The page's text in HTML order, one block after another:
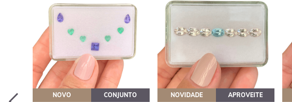
NOVO CONJUNTO NOVIDADE APROVEITE